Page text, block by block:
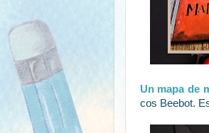
Un mapa de
cos Beebot.